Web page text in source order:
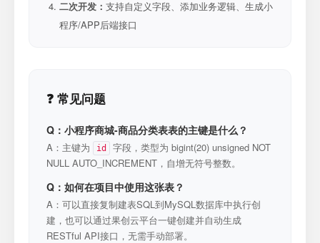
二次开发： 支持自定义字段、添加业务逻辑、生成小
程序/APP后端接口
❓ 常见问题
Q：小程序商城-商品分类表表的主键是什么？
A：主键为 id
字段，类型为 bigint(20) unsigned NOT
NULL AUTO_INCREMENT，自增无符号整数。
Q：如何在项目中使用这张表？
A：可以直接复制建表SQL到MySQL数据库中执行创
建，也可以通过果创云平台一键创建并自动生成
RESTful API接口，无需手动部署。